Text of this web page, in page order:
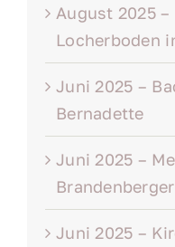
August 2025
Locherboden
Juni 2025 –
Bernadette
Juni 2025 –
Juni 2025 –